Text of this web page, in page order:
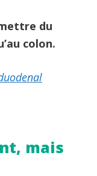
du
colon.
mais